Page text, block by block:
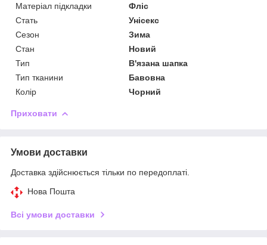
Матеріал підкладки
Фліс
Стать
Унісекс
Сезон
Зима
Стан
Новий
Тип
В'язана шапка
Тип тканини
Бавовна
Колір
Чорний
Приховати
Умови доставки
Доставка здійснюється тільки по передоплаті.
Нова Пошта
Всі умови доставки